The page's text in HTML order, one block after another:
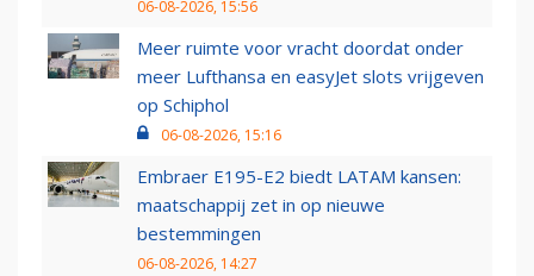
06-08-2026, 15:56
Meer ruimte voor vracht doordat onder
meer Lufthansa en easyJet slots vrijgeven
op Schiphol
06-08-2026, 15:16
Embraer E195-E2 biedt LATAM kansen:
maatschappij zet in op nieuwe
bestemmingen
06-08-2026, 14:27